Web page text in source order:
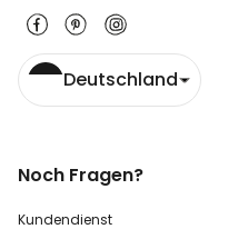
Deutschland
Noch Fragen?
Kundendienst